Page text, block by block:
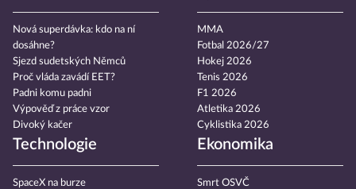
Nová superdávka: kdo na ní
dosáhne?
Sjezd sudetských Němců
Proč vláda zavádí EET?
Padni komu padni
Výpověď z práce vzor
Divoký kačer
MMA
Fotbal 2026/27
Hokej 2026
Tenis 2026
F1 2026
Atletika 2026
Cyklistika 2026
Technologie
SpaceX na burze
Ekonomika
Smrt OSVČ